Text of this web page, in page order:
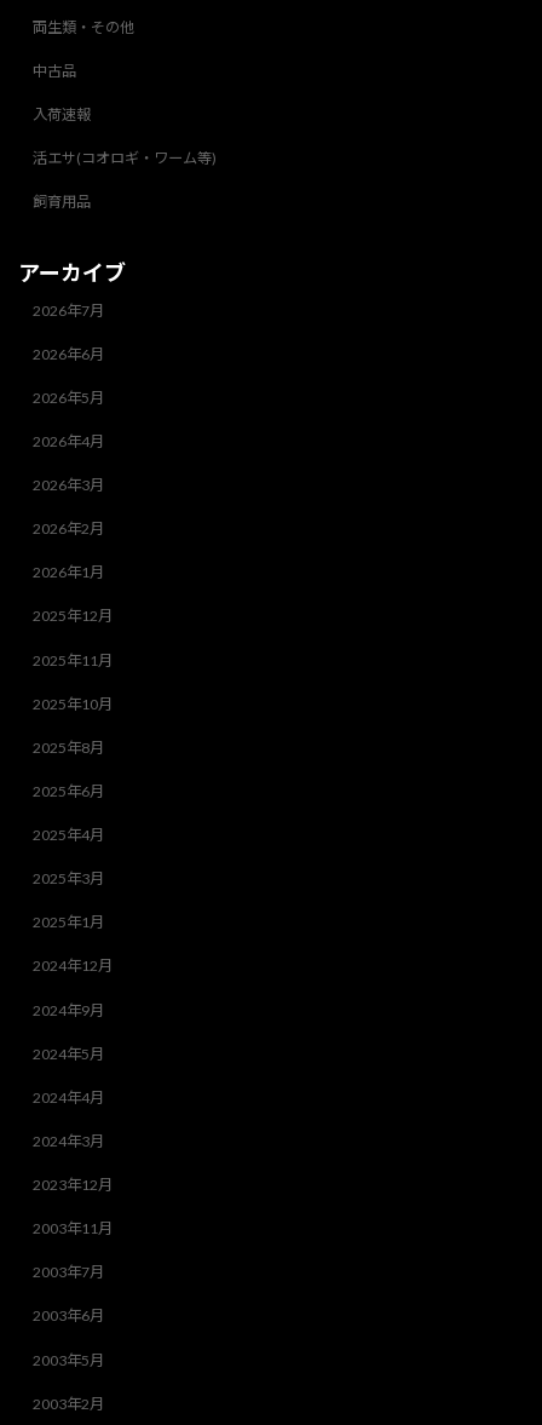
両生類・その他
中古品
入荷速報
活エサ(コオロギ・ワーム等)
飼育用品
アーカイブ
2026年7月
2026年6月
2026年5月
2026年4月
2026年3月
2026年2月
2026年1月
2025年12月
2025年11月
2025年10月
2025年8月
2025年6月
2025年4月
2025年3月
2025年1月
2024年12月
2024年9月
2024年5月
2024年4月
2024年3月
2023年12月
2003年11月
2003年7月
2003年6月
2003年5月
2003年2月